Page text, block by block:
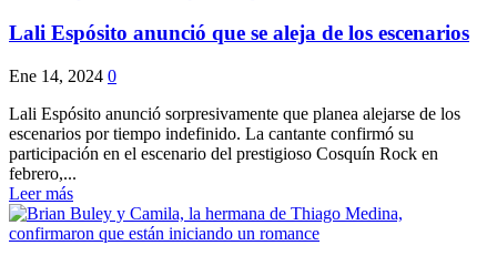
Lali Espósito anunció que se aleja de los escenarios
Ene 14, 2024 0
Lali Espósito anunció sorpresivamente que planea alejarse de los
escenarios por tiempo indefinido. La cantante confirmó su
participación en el escenario del prestigioso Cosquín Rock en
febrero,...
Leer más